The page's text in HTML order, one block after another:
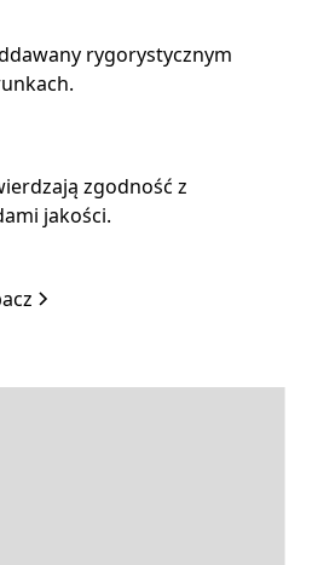
rygorystycznym
zgodność z
jakości.